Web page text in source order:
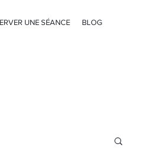
UNE SÉANCE BLOG